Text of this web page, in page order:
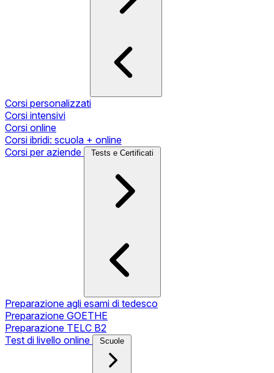
Corsi personalizzati
Corsi intensivi
Corsi online
Corsi ibridi: scuola + online
Corsi per aziende
Tests e Certificati
Preparazione agli esami di tedesco
Preparazione GOETHE
Preparazione TELC B2
Test di livello online
Scuole